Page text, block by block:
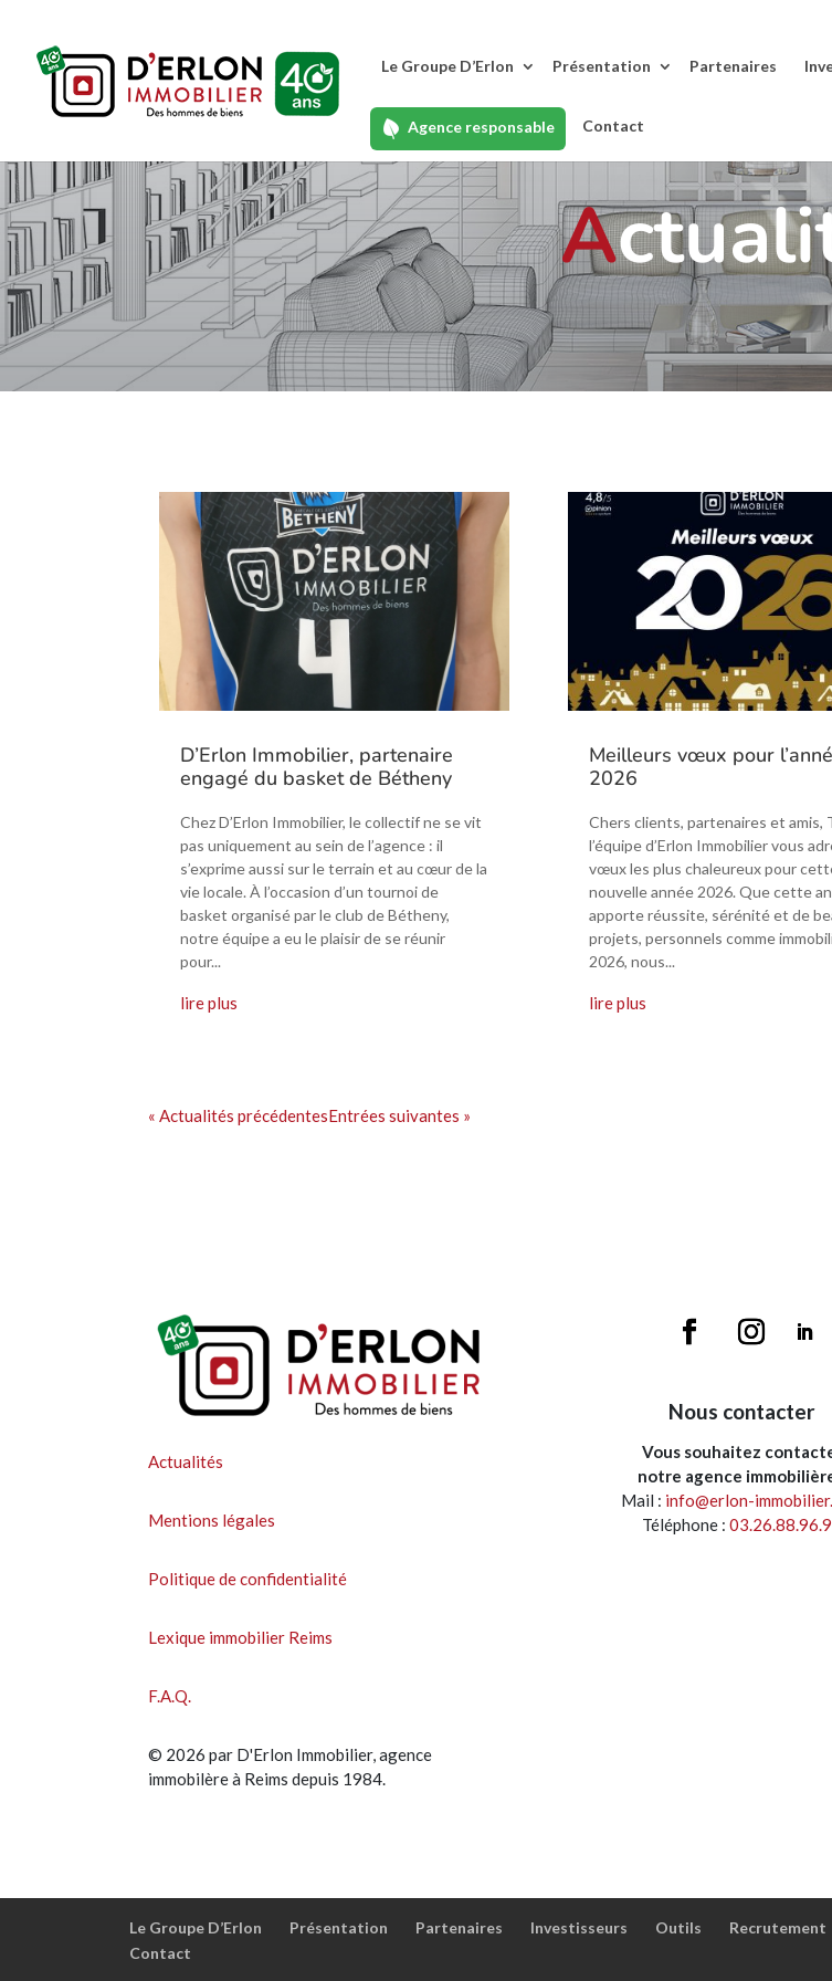
Le Groupe D’Erlon Présentation Partenaires
Agence responsable Contact
A
D’Erlon Immobilier, partenaire
engagé du basket de Bétheny
Chez D’Erlon Immobilier, le collectif ne se vit
pas uniquement au sein de l’agence : il
s’exprime aussi sur le terrain et au cœur de la
vie locale. À l’occasion d’un tournoi de
basket organisé par le club de Bétheny,
notre équipe a eu le plaisir de se réunir
pour...
lire plus
Meilleurs vœux pour
2026
Chers clients, partenaires et amis,
l’équipe d’Erlon Immobilier vous
vœux les plus chaleureux pour
nouvelle année 2026. Que cette
apporte réussite, sérénité et de
projets, personnels comme
2026, nous...
lire plus
« Actualités précédentesEntrées suivantes »
Actualités
Mentions légales
Politique de confidentialité
Lexique immobilier Reims
F.A.Q.
© 2026 par D'Erlon Immobilier, agence
immobilère à Reims depuis 1984.
Nous contacter
Vous souhaitez
notre agence
Mail : info@erlon-
Téléphone :
Le Groupe D’Erlon Présentation Partenaires Investisseurs Outils Recrutement
Contact